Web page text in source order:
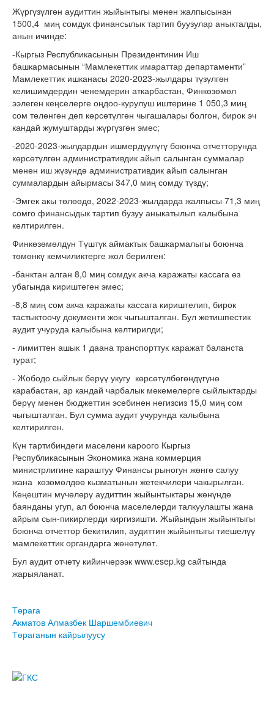
Жүргүзүлгөн аудиттин жыйынтыгы менен жалпысынан
1500,4 миң сомдук финансылык тартип буузулар аныкталды,
анын ичинде:
-Кыргыз Республикасынын Президентинин Иш
башкармасынын “Мамлекеттик имараттар департаменти”
Мамлекеттик ишканасы 2020-2023-жылдары түзүлгөн
келишимдердин ченемдерин аткарбастан, Финкөзөмөл
ээлеген кеңселерге оңдоо-курулуш иштерине 1 050,3 миң
сом төлөнгөн деп көрсөтүлгөн чыгашалары болгон, бирок эч
кандай жумуштарды жүргүзгөн эмес;
-2020-2023-жылдардын ишмердүүлүгү боюнча отчетторунда
көрсөтүлгөн административдик айып салынган суммалар
менен иш жүзүндө административдик айып салынган
суммалардын айырмасы 347,0 миң сомду түздү;
-Эмгек акы төлөөдө, 2022-2023-жылдарда жалпысы 71,3 миң
сомго финансыдык тартип бузуу аныкатылып калыбына
келтирилген.
Финкөзөмөлдүн Түштүк аймактык башкармалыгы боюнча
төмөнкү кемчиликтерге жол берилген:
-банктан алган 8,0 миң сомдук акча каражаты кассага өз
убагында кириштеген эмес;
-8,8 миң сом акча каражаты кассага кириштелип, бирок
тастыктоочу документи жок чыгышталган. Бул жетишпестик
аудит учуруда калыбына келтирилди;
- лимиттен ашык 1 даана транспорттук каражат баланста
турат;
- Жободо сыйлык берүү укугу көрсөтүлбөгөндүгүнө
карабастан, ар кандай чарбалык мекемелерге сыйлыктарды
берүү менен бюджеттин эсебинен негизсиз 15,0 миң сом
чыгышталган. Бул сумма аудит учурунда калыбына
келтирилген.
Күн тартибиндеги маселени кароого Кыргыз
Республикасынын Экономика жана коммерция
министрлигине караштуу Финансы рыногун жөнгө салуу
жана көзөмөлдөө кызматынын жетекчилери чакырылган.
Кеңештин мүчөлөрү аудиттин жыйынтыктары жөнүндө
баянданы угуп, ал боюнча маселелерди талкуулашты жана
айрым сын-пикирлерди киргизишти. Жыйындын жыйынтыгы
боюнча отчеттор бекитилип, аудиттин жыйынтыгы тиешелүү
мамлекеттик органдарга жөнөтүлөт.
Бул аудит отчету кийинчерээк www.esep.kg сайтында
жарыяланат.
Төрага
Акматов Алмазбек Шаршембиевич
Төраганын кайрылуусу